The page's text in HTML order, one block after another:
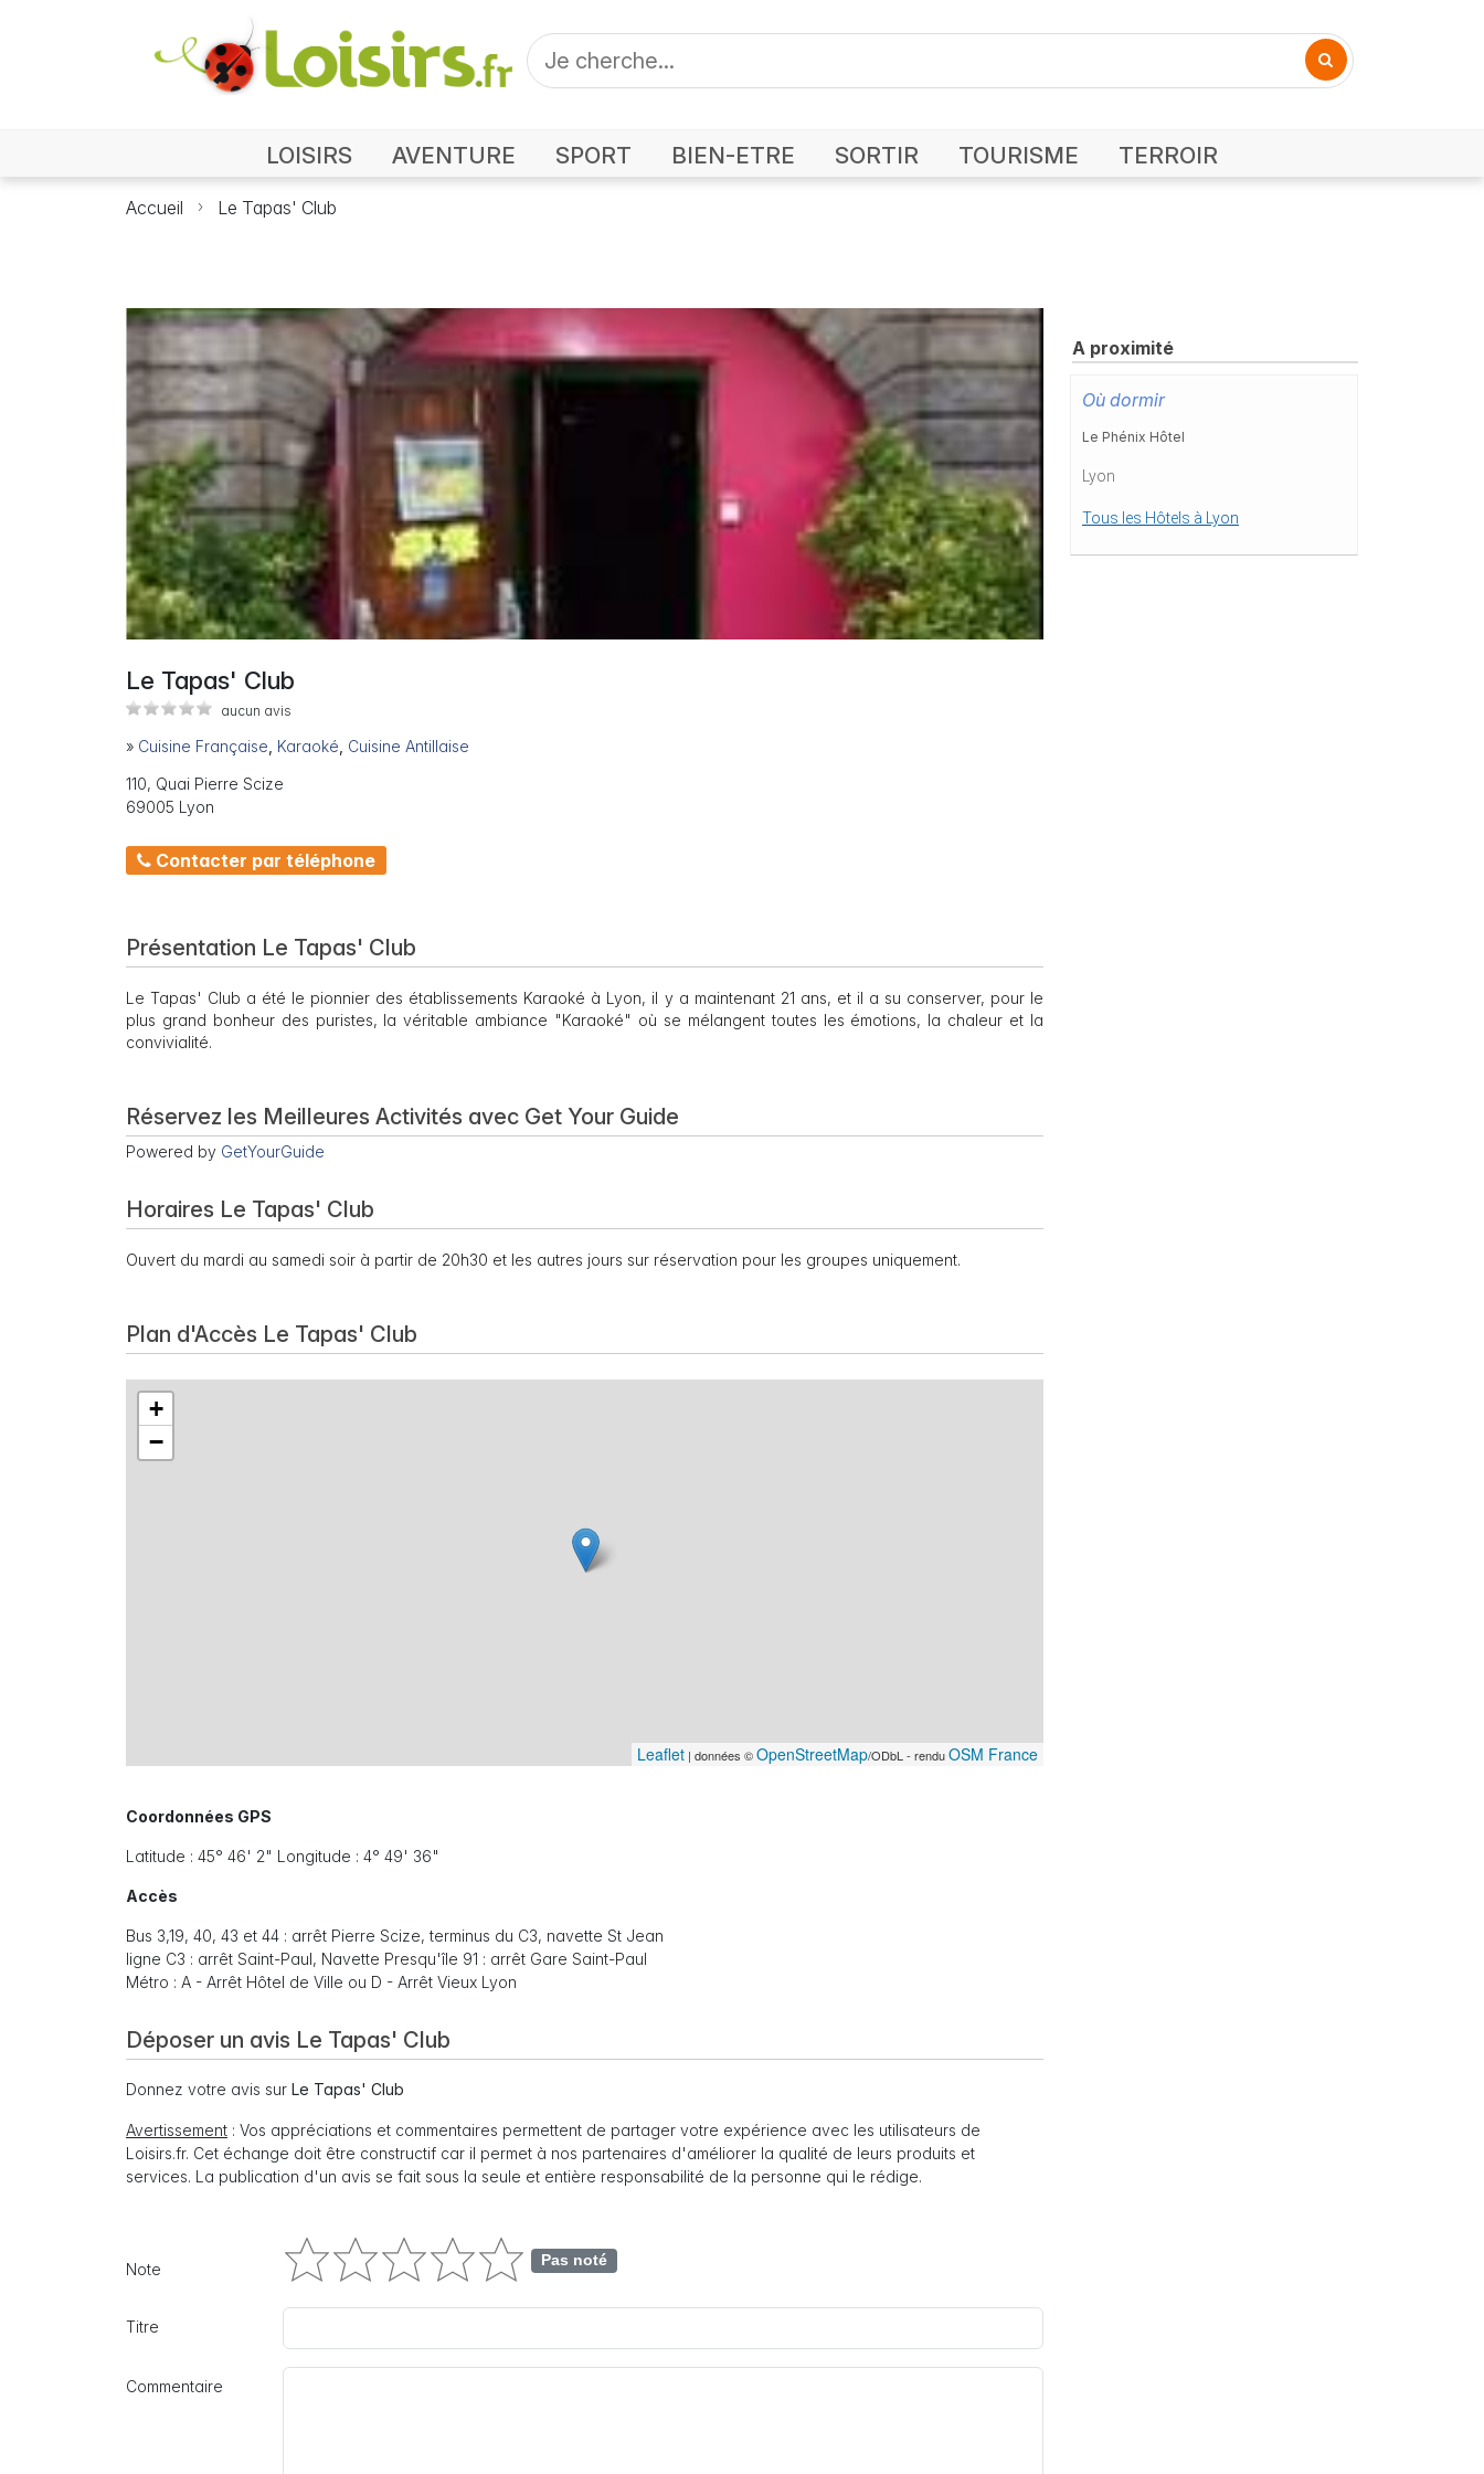
LOISIRS AVENTURE SPORT BIEN-ETRE SORTIR TOURISME TERROIR
Accueil Le Tapas' Club
Photo Le Tapas' Club
Le Tapas' Club
aucun avis
» Cuisine Française Karaoké Cuisine Antillaise
110, Quai Pierre Scize
69005 Lyon
Contacter par téléphone
Présentation Le Tapas' Club
Le Tapas' Club a été le pionnier des établissements Karaoké à Lyon, il y a maintenant 21 ans, et il a su conserver, pour le
plus grand bonheur des puristes, la véritable ambiance "Karaoké" où se mélangent toutes les émotions, la chaleur et la
convivialité.
Réservez les Meilleures Activités avec Get Your Guide
Powered by GetYourGuide
Horaires Le Tapas' Club
Ouvert du mardi au samedi soir à partir de 20h30 et les autres jours sur réservation pour les groupes uniquement.
Plan d'Accès Le Tapas' Club
+
−
Leaflet | données ©OpenStreetMap/ODbL - renduOSM France
Coordonnées GPS
Latitude : 45° 46' 2" Longitude : 4° 49' 36"
Accès
Bus 3,19, 40, 43 et 44 : arrêt Pierre Scize, terminus du C3, navette St Jean
ligne C3 : arrêt Saint-Paul, Navette Presqu'île 91 : arrêt Gare Saint-Paul
Métro : A - Arrêt Hôtel de Ville ou D - Arrêt Vieux Lyon
Déposer un avis Le Tapas' Club
Donnez votre avis sur Le Tapas' Club
Avertissement : Vos appréciations et commentaires permettent de partager votre expérience avec les utilisateurs de
Loisirs.fr. Cet échange doit être constructif car il permet à nos partenaires d'améliorer la qualité de leurs produits et
services. La publication d'un avis se fait sous la seule et entière responsabilité de la personne qui le rédige.
Note Pas noté
Titre
Commentaire
A proximité
Où dormir
Le Phénix Hôtel
Lyon
Tous les Hôtels à Lyon